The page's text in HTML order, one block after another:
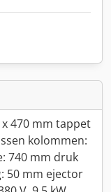
470 mm tappet
kolommen:
740 mm druk
50 mm ejector